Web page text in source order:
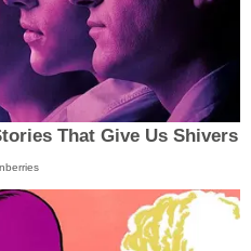
That Give Us Shivers